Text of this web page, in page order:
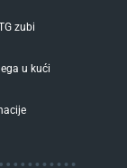
zubi
u kući